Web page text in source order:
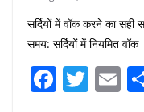
सर्दियों में वॉक करने का सही
समय: सर्दियों में नियमित वॉक
F T E